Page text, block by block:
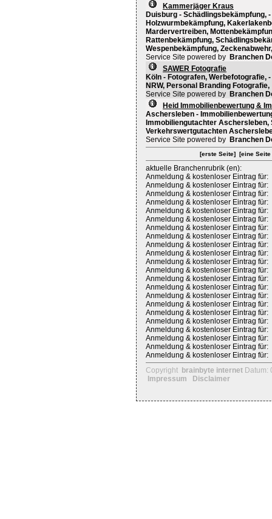
Kammerjäger Kraus
Duisburg - Schädlingsbekämpfung,
Holzwurmbekämpfung,
Mardervertreiben,
Rattenbekämpfung,
Wespenbekämpfung, Zeckenabwehr,
Service Site powered by Branchen
SAWER Fotografie
Köln - Fotografen,
NRW, Personal Branding Fotografie,
Service Site powered by Branchen
Heid Immobilienbewertung &
Aschersleben -
Immobiliengutachter
Verkehrswertgutachten
Service Site powered by Branchen
[erste Seite] [eine
aktuelle Branchenrubrik (en):
Anmeldung & kostenloser Eintrag für:
Anmeldung & kostenloser Eintrag für:
Anmeldung & kostenloser Eintrag für:
Anmeldung & kostenloser Eintrag für:
Anmeldung & kostenloser Eintrag für:
Anmeldung & kostenloser Eintrag für:
Anmeldung & kostenloser Eintrag für:
Anmeldung & kostenloser Eintrag für:
Anmeldung & kostenloser Eintrag für:
Anmeldung & kostenloser Eintrag für:
Anmeldung & kostenloser Eintrag für:
Anmeldung & kostenloser Eintrag für:
Anmeldung & kostenloser Eintrag für:
Anmeldung & kostenloser Eintrag für:
Anmeldung & kostenloser Eintrag für:
Anmeldung & kostenloser Eintrag für:
Anmeldung & kostenloser Eintrag für:
Anmeldung & kostenloser Eintrag für:
Anmeldung & kostenloser Eintrag für:
Anmeldung & kostenloser Eintrag für:
Anmeldung & kostenloser Eintrag für:
Anmeldung & kostenloser Eintrag für:
Copyright brainbyte internet Datum:
Impressum
Disclaimer